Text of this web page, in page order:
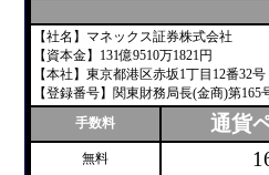
【社名】マネックス証券株式会社
【資本金】131億9510万1821円
【本社】東京都港区赤坂1丁目12番32号
【登録番号】関東財務局長(金商)第165
手数料
通貨
無料